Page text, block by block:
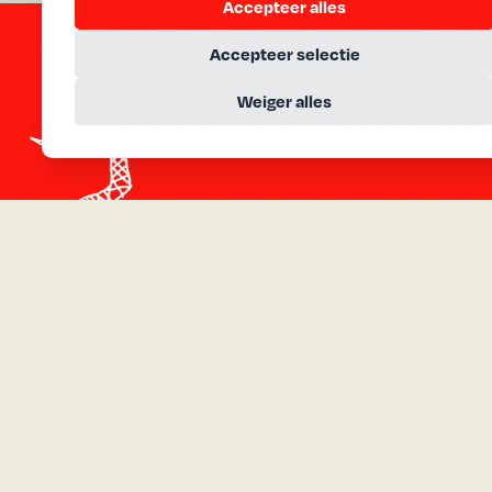
Accepteer alles
Accepteer selectie
Weiger alles